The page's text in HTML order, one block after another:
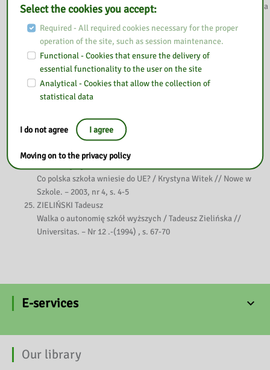
Autonomia szkół w Europie / Bogusław Śliwerski // Nowa Szkoła
WENZEL Hartmut
Autonomia szkoły a reforma oświaty / Hartmut Wenzel ; tł. z
niem. Edyta Brudnik // Dyrektor Szkoły .-1996 , nr 10 , s. 13-17
WESOŁOWSKA Eugenia Anna
Unifikacja (wymagań) a autonomia (realizacji) procesów
edukacyjnych w krajach europejskich / Eugenia Anna
WITEK Krystyna
Autonomia reformowanej szkoły / Krystyna Witek // Nowe w
Szkole. – 2000/2001, nr 3, s. 25-27
Co polska szkoła wniesie do UE? / Krystyna Witek // Nowe w
Szkole. – 2003, nr 4, s. 4-5
ZIELIŃSKI Tadeusz
Walka o autonomię szkół wyższych / Tadeusz Zielińska //
Universitas. – Nr 12 .-(1994) , s. 67-70
E-services
Our library
Select the cookies you accept:
Required - All required cookies necessary for the proper
operation of the site, such as session maintenance.
Functional - Cookies that ensure the delivery of
essential functionality to the user on the site
Analytical - Cookies that allow the collection of
statistical data
I do not agree I agree
Moving on to the privacy policy